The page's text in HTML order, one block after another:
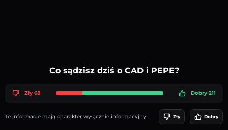
Co sądzisz dziś o CAD i PEPE?
Zły 68 Dobry 211
Te informacje mają charakter wyłącznie informacyjny. Zły Dobry